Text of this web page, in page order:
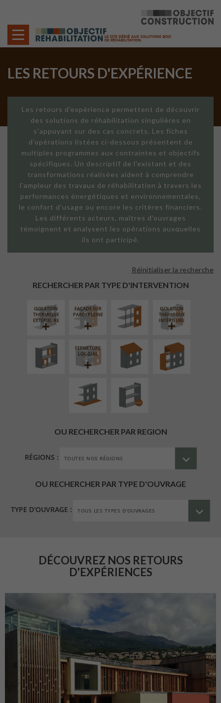
LES RETOURS D'EXPÉRIENCE
Les retours d'expérience permettent de découvrir
des solutions de réhabilitation singulières en
s'appuyant sur des cas concrets. Les fiches
d'opérations listées ci-dessous présentent de
multiples programmes aux contraintes et objectifs
spécifiques. Un descriptif de l'existant et des
transformations réalisées aident à comprendre
l'ampleur des travaux de réhabilitation à travers les
performances énergétiques et environnementales,
le confort d'usage ou encore les critères financiers.
Les différents acteurs, maîtres d'ouvrages
témoignent et analysent les opérations auxquelles
ils ont participé.
RECHERCHER PAR TYPE D'INTERVENTION
Réinitialiser la recherche
ISOLATION
THERMIQUE
EXTÉRIEURE
FAÇADE SUR
PAROI PLEINE
FAÇADE SUR
LINÉAIRE
ISOLATION
THERMIQUE
INTÉRIEURE
RÉAMÉNAGEMENT
INTÉRIEUR
FERMETURE
LOGGIAS
RÉFECTION DES
TOITURES
SURÉLÉVATION
EXTENSION
AMÉNAGEMENT
EXTÉRIEUR
PROCÉDÉ
PARTICULIER
OU RECHERCHER PAR REGION
RÉGIONS :
OU RECHERCHER PAR TYPE D'OUVRAGE
TYPE D'OUVRAGE :
DÉCOUVREZ NOS RETOURS
D'EXPÉRIENCES